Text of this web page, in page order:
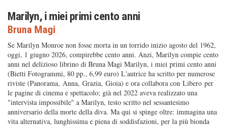
Marilyn, i miei primi cento anni
Bruna Magi
Se Marilyn Monroe non fosse morta in un torrido inizio agosto del 1962,
oggi, 1 giugno 2026, compirebbe cento anni. Anzi, Marilyn compie cento
anni nel delizioso librino di Bruna Magi Marilyn, i miei primi cento anni
(Bietti Fotogrammi, 80 pp., 6,99 euro) L'autrice ha scritto per numerose
riviste (Panorama, Anna, Grazia, Gioia) e ora collabora con Libero per
le pagine di cinema e spettacolo; già nel 2022 aveva realizzato una
"intervista impossibile" a Marilyn, testo scritto nel sessantesimo
anniversario della morte della diva. Ma qui si spinge oltre: immagina una
vita alternativa, lunghissima e piena di soddisfazioni, per la più bionda